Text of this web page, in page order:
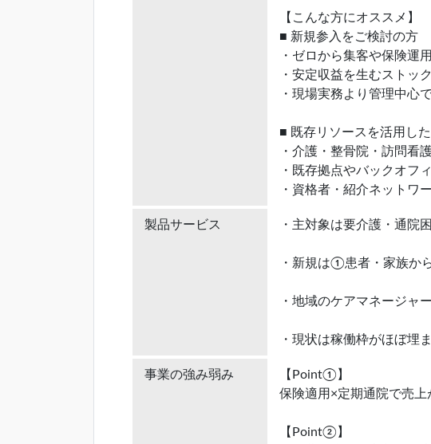
【こんな方にオススメ】
■ 新規参入をご検討の方
・ゼロから集客や保険運
・安定収益を生むストッ
・現場実務より管理中心
■ 既存リソースを活用し
・介護・整骨院・訪問看
・既存拠点やバックオフ
・資格者・紹介ネットワ
製品サービス ・主対象は要介護・通院
・新規は①患者・家族か
・地域のケアマネージャ
・現状は稼働枠がほぼ埋
事業の強み弱み
【Point①】
保険適用×定期通院で売上
【Point②】